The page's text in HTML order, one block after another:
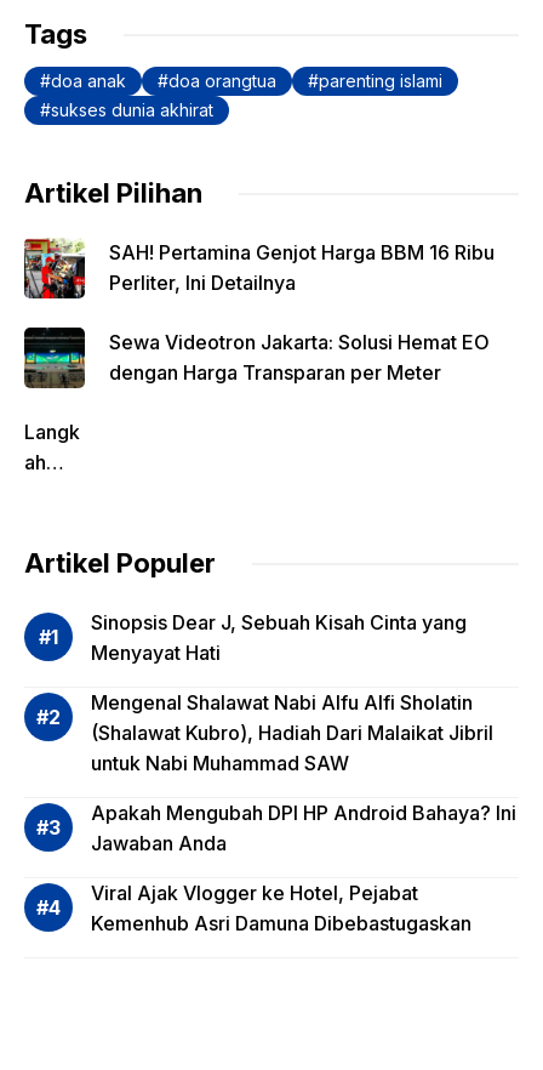
o
o
k
p k
Tags
doa anak doa orangtua
parenting islami
sukses dunia akhirat
Artikel Pilihan
SAH! Pertamina Genjot Harga BBM 16 Ribu
Perliter, Ini Detailnya
Sewa Videotron Jakarta: Solusi Hemat EO
dengan Harga Transparan per Meter
Langk
ah
dalam
si
Risiko
asi
Reksa
Saja?
Artikel Populer
Sinopsis Dear J, Sebuah Kisah Cinta yang
Menyayat Hati
Mengenal Shalawat Nabi Alfu Alfi Sholatin
(Shalawat Kubro), Hadiah Dari Malaikat Jibril
untuk Nabi Muhammad SAW
Apakah Mengubah DPI HP Android Bahaya? Ini
Jawaban Anda
Viral Ajak Vlogger ke Hotel, Pejabat
Kemenhub Asri Damuna Dibebastugaskan